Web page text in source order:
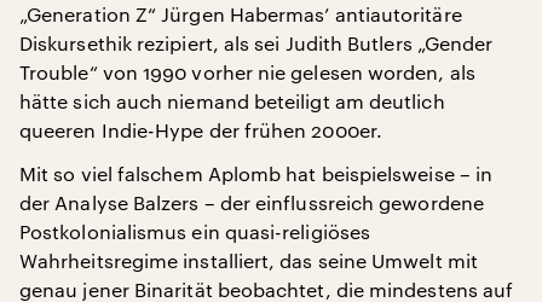
„Generation Z“ Jürgen Habermas’ antiautoritäre
Diskursethik rezipiert, als sei Judith Butlers „Gender
Trouble“ von 1990 vorher nie gelesen worden, als
hätte sich auch niemand beteiligt am deutlich
queeren Indie-Hype der frühen 2000er.
Mit so viel falschem Aplomb hat beispielsweise – in
der Analyse Balzers – der einflussreich gewordene
Postkolonialismus ein quasi-religiöses
Wahrheitsregime installiert, das seine Umwelt mit
genau jener Binarität beobachtet, die mindestens auf